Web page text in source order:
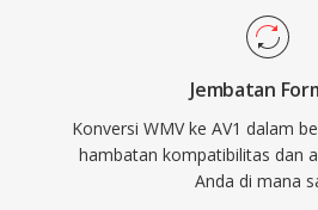
yang terkait dengan
mengatasi kekhawatiran
komputasi selama encoding.
secara luas oleh layanan
mengirimkan konten 4K dan
berfungsi sebagai komponen
kontainer WebM untuk
Jembatan
Konversi WMV ke AV1 dalam
hambatan kompatibilitas dan
Anda di mana